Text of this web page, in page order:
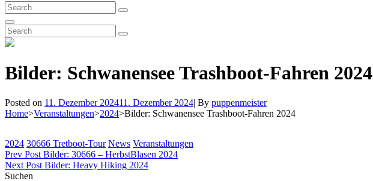
Search
for:
Search
Search
Search
for:
Search
Bilder: Schwanensee Trashboot-Fahren 2024
Posted on 11. Dezember 202411. Dezember 2024| By Byline
puppenmeister
Home>Veranstaltungen>2024>Bilder: Schwanensee Trashboot-Fahren 2024
Categories
2024 30666 Tretboot-Tour News Veranstaltungen
Beitragsnavigation
Previous
Post
Prev Post Bilder: 30666 – HerbstBlasen 2024
Next
Post
Next Post Bilder: Heavy Hiking 2024
Suchen